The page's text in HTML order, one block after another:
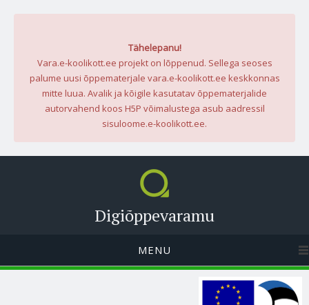
Tähelepanu!
Vara.e-koolikott.ee projekt on lõppenud. Sellega seoses
palume uusi õppematerjale vara.e-koolikott.ee keskkonnas
mitte luua. Avalik ja kõigile kasutatav õppematerjalide
autorvahend koos H5P võimalustega asub aadressil
sisuloome.e-koolikott.ee.
Digiõppevaramu
MENU